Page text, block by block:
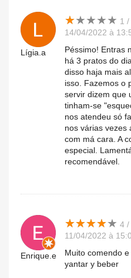
Lígia.a
★★★★★
★★★★★ 1 /
14/04/2022 à
Péssimo! Entras
há 3 pratos do
disso haja mais
isso. Fazemos o
servir dizem que
tinham-se
nos atendeu só
nos várias vezes
com má cara. A
especial.
recomendável.
Enrique.e
★★★★★
★★★★★ 4 /
11/04/2022 à
Muito comendo
yantar y beber